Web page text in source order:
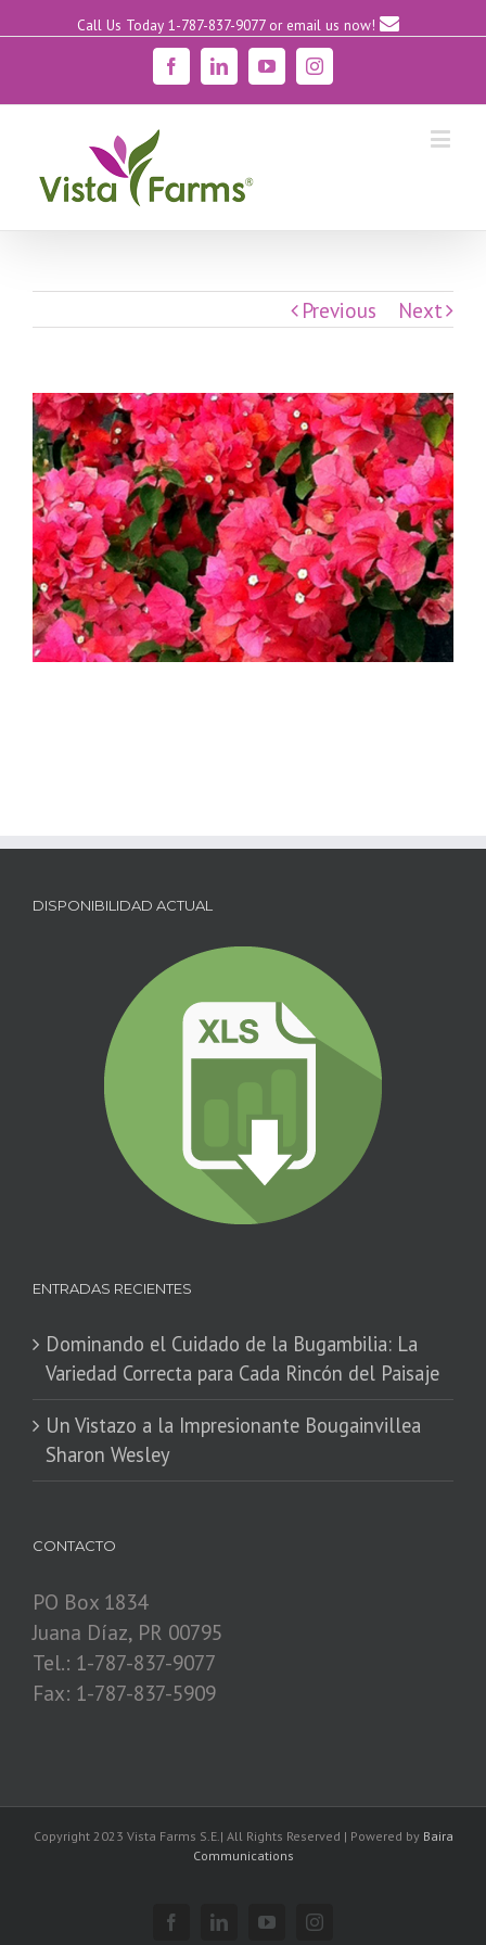
Call Us Today 1-787-837-9077 or email us now!
FacebookLinkedinYouTubeInstagram
Previous Next
DISPONIBILIDAD ACTUAL
ENTRADAS RECIENTES
Dominando el Cuidado de la Bugambilia: La
Variedad Correcta para Cada Rincón del Paisaje
​Un Vistazo a la Impresionante Bougainvillea
Sharon Wesley
CONTACTO
PO Box 1834
Juana Díaz, PR 00795
Tel.: 1-787-837-9077
Fax: 1-787-837-5909
Copyright 2023 Vista Farms S.E.| All Rights Reserved | Powered by Baira
Communications
FacebookLinkedinYouTubeInstagram